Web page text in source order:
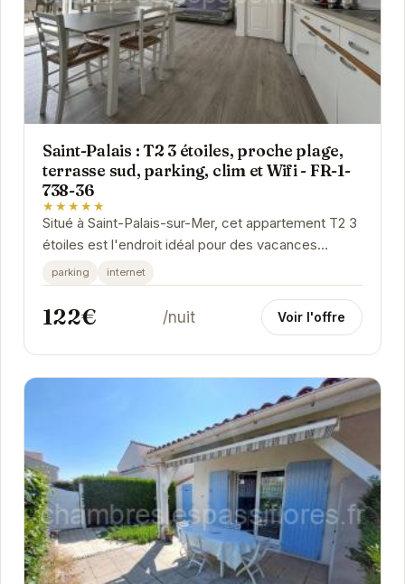
Saint-Palais : T2 3 étoiles, proche plage,
terrasse sud, parking, clim et Wifi - FR-1-
738-36
★★★★★
Situé à Saint-Palais-sur-Mer, cet appartement T2 3
étoiles est l'endroit idéal pour des vacances
reposantes. Profitez de sa terrasse sud, du...
parking internet
122€ /nuit Voir l'offre